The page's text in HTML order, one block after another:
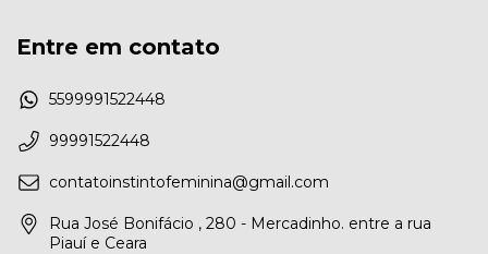
Entre em contato
5599991522448
99991522448
contatoinstintofeminina@gmail.com
Rua José Bonifácio , 280 - Mercadinho. entre a rua
Piauí e Ceara